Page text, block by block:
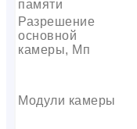
памяти
Разрешение
основной
камеры, Мп
Модули камеры